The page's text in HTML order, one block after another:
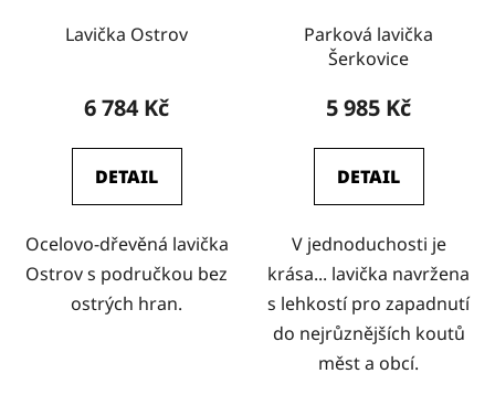
Lavička Ostrov
6 784 Kč
DETAIL
Ocelovo-dřevěná lavička
Ostrov s područkou bez
ostrých hran.
Parková lavička
Šerkovice
5 985 Kč
DETAIL
V jednoduchosti je
krása... lavička navržena
s lehkostí pro zapadnutí
do nejrůznějších koutů
měst a obcí.